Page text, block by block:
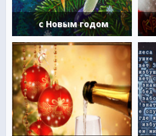
с Новым годом